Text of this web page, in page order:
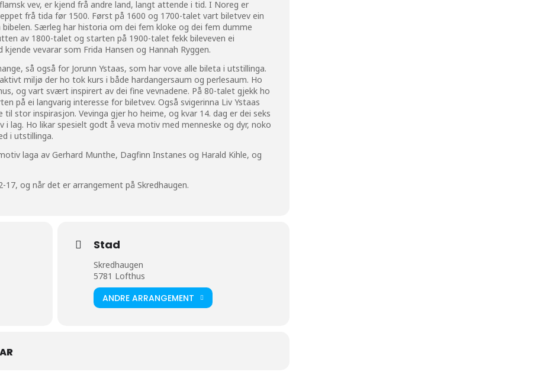
vev, er kjend frå andre land, langt attende i tid. I Noreg er
frå tida før 1500. Først på 1600 og 1700-talet vart biletvev ein
Særleg har historia om dei fem kloke og dei fem dumme
av 1800-talet og starten på 1900-talet fekk bileveven ei
vevarar som Frida Hansen og Hannah Ryggen.
så også for Jorunn Ystaas, som har vove alle bileta i utstillinga.
miljø der ho tok kurs i både hardangersaum og perlesaum. Ho
og vart svært inspirert av dei fine vevnadene. På 80-talet gjekk ho
på ei langvarig interesse for biletvev. Også svigerinna Liv Ystaas
til stor inspirasjon. Vevinga gjer ho heime, og kvar 14. dag er dei seks
i lag. Ho likar spesielt godt å veva motiv med menneske og dyr, noko
i utstillinga.
laga av Gerhard Munthe, Dagfinn Instanes og Harald Kihle, og
og når det er arrangement på Skredhaugen.
Stad
Skredhaugen
5781 Lofthus
ANDRE ARRANGEMENT